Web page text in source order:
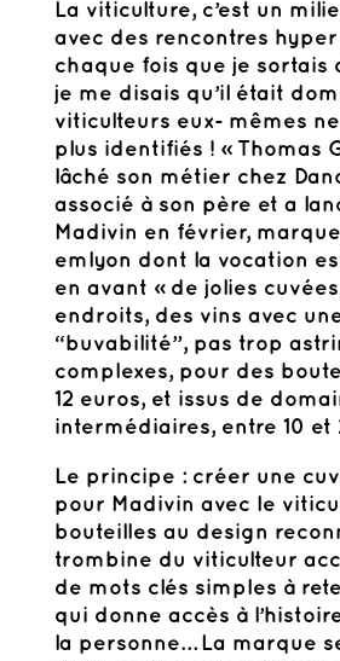
La viticulture, c’est un
avec des rencontres hyper
chaque fois que je sortais
je me disais qu’il était
viticulteurs eux- mêmes
plus identifiés ! » Thomas
lâché son métier chez
associé à son père et a
Madivin en février,
emlyon dont la vocation
en avant « de jolies
endroits, des vins avec
“buvabilité”, pas trop
complexes, pour des
12 euros, et issus de
intermédiaires, entre 10 et
Le principe : créer une
pour Madivin avec le
bouteilles au design
trombine du viticulteur
de mots clés simples à
qui donne accès à
la personne… La marque